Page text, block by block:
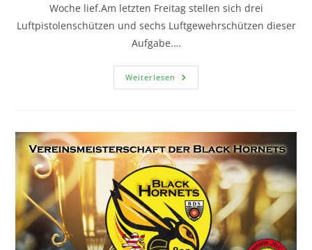
Woche lief.Am letzten Freitag stellen sich drei
Luftpistolenschützen und sechs Luftgewehrschützen dieser
Aufgabe.…
Weiterlesen